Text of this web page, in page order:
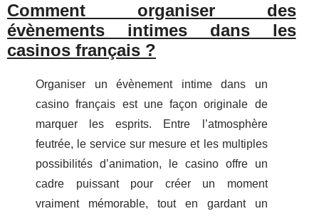
Comment organiser des
évènements intimes dans les
casinos français ?
Organiser un évènement intime dans un
casino français est une façon originale de
marquer les esprits. Entre l’atmosphère
feutrée, le service sur mesure et les multiples
possibilités d’animation, le casino offre un
cadre puissant pour créer un moment
vraiment mémorable, tout en gardant un